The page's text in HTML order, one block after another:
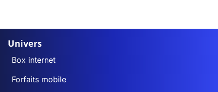
Univers
Box internet
Forfaits mobile